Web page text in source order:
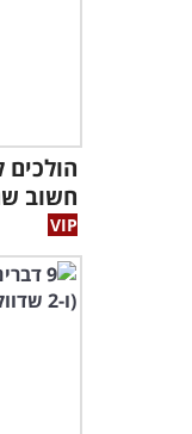
הולכים
חשוב